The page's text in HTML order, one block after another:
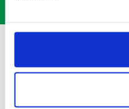
ISO 9001
Medicijnen,